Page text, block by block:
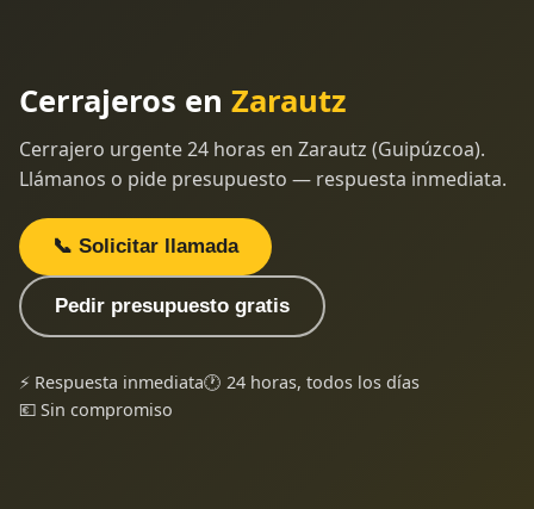
Cerrajeros en Zarautz
Cerrajero urgente 24 horas en Zarautz (Guipúzcoa).
Llámanos o pide presupuesto — respuesta inmediata.
📞 Solicitar llamada
Pedir presupuesto gratis
⚡ Respuesta inmediata🕐 24 horas, todos los días
💶 Sin compromiso